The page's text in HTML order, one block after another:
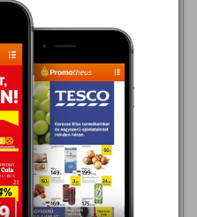
Penny Market
2026.08.13 - 08.19
219,00 Ft